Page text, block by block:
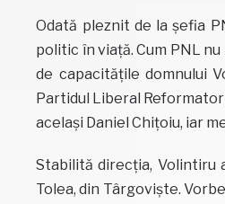
Odată pleznit de la șefia
politic în viață. Cum PNL
de capacitățile domnului
Partidul Liberal
același Daniel Chițoiu, iar
Stabilită direcția, Volintiru
Tolea, din Târgoviște.